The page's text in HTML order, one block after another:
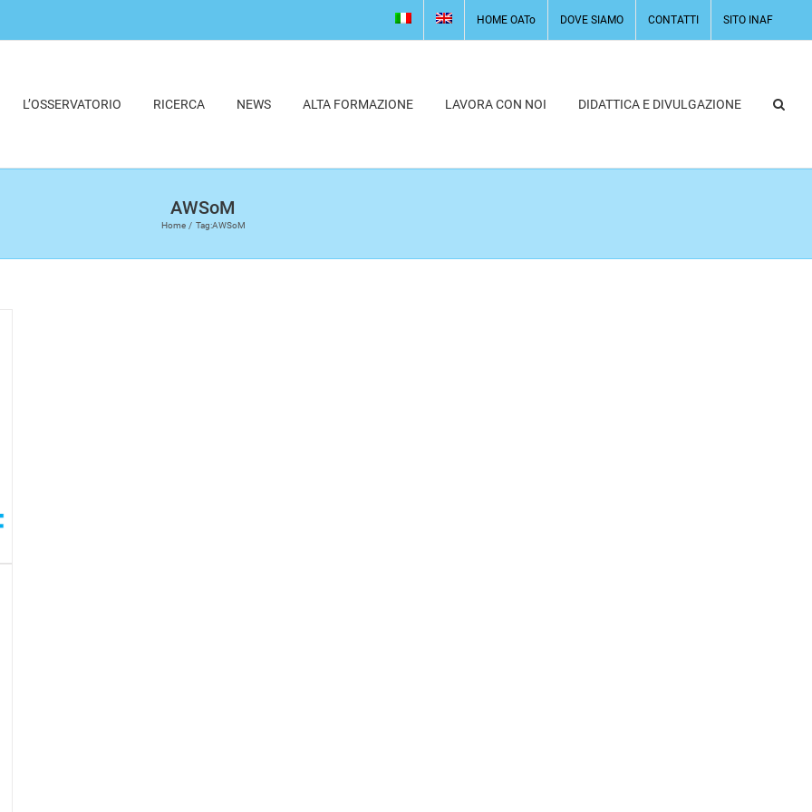
HOME OATo DOVE SIAMO CONTATTI SITO INAF
L’OSSERVATORIO RICERCA NEWS ALTA FORMAZIONE LAVORA CON NOI DIDATTICA E DIVULGAZIONE
AWSoM
Home Tag:AWSoM